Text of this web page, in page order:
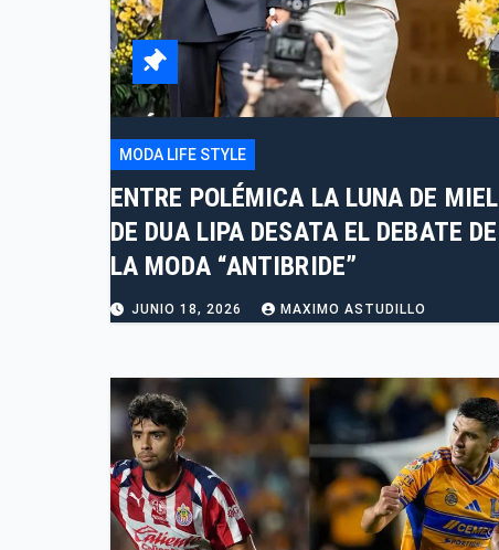
MODA LIFE STYLE
ENTRE POLÉMICA LA LUNA DE MIEL
DE DUA LIPA DESATA EL DEBATE DE
LA MODA “ANTIBRIDE”
JUNIO 18, 2026 MAXIMO ASTUDILLO